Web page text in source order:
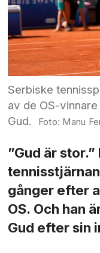
Serbiske
av de OS-
Gud.
Manu
”Gud är stor.”
gånger efter
OS. Och han
Gud efter sin